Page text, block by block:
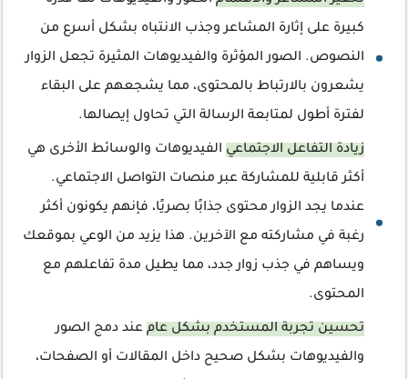
كبيرة على إثارة المشاعر وجذب الانتباه بشكل أسرع من
النصوص. الصور المؤثرة والفيديوهات المثيرة تجعل الزوار
يشعرون بالارتباط بالمحتوى، مما يشجعهم على البقاء
لفترة أطول لمتابعة الرسالة التي تحاول إيصالها.
زيادة التفاعل الاجتماعي الفيديوهات والوسائط الأخرى هي
أكثر قابلية للمشاركة عبر منصات التواصل الاجتماعي.
عندما يجد الزوار محتوى جذابًا بصريًا، فإنهم يكونون أكثر
رغبة في مشاركته مع الآخرين. هذا يزيد من الوعي بموقعك
ويساهم في جذب زوار جدد، مما يطيل مدة تفاعلهم مع
المحتوى.
تحسين تجربة المستخدم بشكل عام عند دمج الصور
والفيديوهات بشكل صحيح داخل المقالات أو الصفحات،